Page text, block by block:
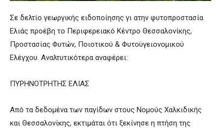
Σε δελτίο γεωργικής ειδοποίησης γι ατην φυτοπροστασία
Ελιάς προέβη το Περιφερειακό Κέντρο Θεσσαλονίκης,
Προστασίας Φυτών, Ποιοτικού & Φυτοϋγειονομικού
Ελέγχου. Αναλτυτικότερα αναφέρει:
ΠΥΡΗΝΟΤΡΗΤΗΣ ΕΛΙΑΣ
Από τα δεδομένα των παγίδων στους Νομούς Χαλκιδικής
και Θεσσαλονίκης, εκτιμάται ότι ξεκίνησε η πτήση της